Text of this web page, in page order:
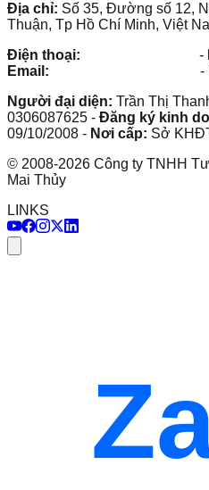
Địa chỉ: Số 35, Đường số 12,
Thuận, Tp Hồ Chí Minh, Việt
Điện thoại:
-
Email:
-
Người đại diện: Trần Thị
0306087625 - Đăng ký kinh
09/10/2008 - Nơi cấp: Sở
© 2008-2026 Công ty TNHH
Mai Thủy
LINKS